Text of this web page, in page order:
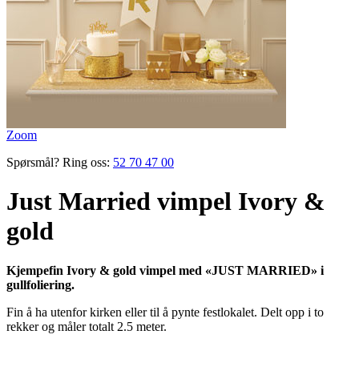
Zoom
Spørsmål? Ring oss: 52 70 47 00
Just Married vimpel Ivory &
gold
Kjempefin Ivory & gold vimpel med «JUST MARRIED» i
gullfoliering.
Fin å ha utenfor kirken eller til å pynte festlokalet. Delt opp i to
rekker og måler totalt 2.5 meter.